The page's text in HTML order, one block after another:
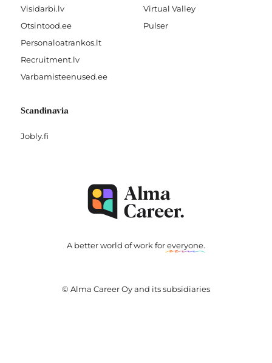
Visidarbi.lv
Otsintood.ee
Personaloatrankos.lt
Recruitment.lv
Varbamisteenused.ee
Virtual Valley
Pulser
Scandinavia
Jobly.fi
A better world of work foreveryone.
© Alma Career Oy and its subsidiaries